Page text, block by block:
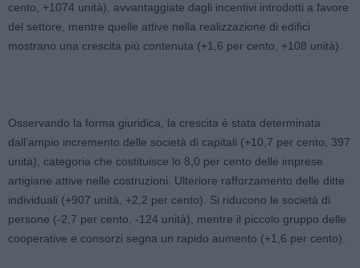
cento, +1074 unità), avvantaggiate dagli incentivi introdotti a favore
del settore, mentre quelle attive nella realizzazione di edifici
mostrano una crescita più contenuta (+1,6 per cento, +108 unità).
Osservando la forma giuridica, la crescita è stata determinata
dall’ampio incremento delle società di capitali (+10,7 per cento, 397
unità), categoria che costituisce lo 8,0 per cento delle imprese
artigiane attive nelle costruzioni. Ulteriore rafforzamento delle ditte
individuali (+907 unità, +2,2 per cento). Si riducono le società di
persone (-2,7 per cento, -124 unità), mentre il piccolo gruppo delle
cooperative e consorzi segna un rapido aumento (+1,6 per cento).